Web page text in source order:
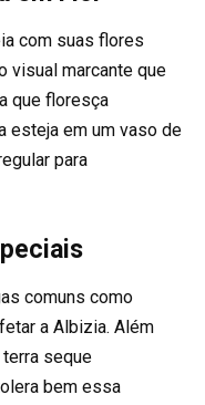
com suas flores
visual marcante que
que floresça
esteja em um vaso de
para
comuns como
a Albizia. Além
seque
bem essa